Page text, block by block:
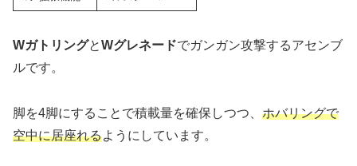
WガトリングとWグレネードでガンガン攻撃するアセンブ
ルです。
脚を4脚にすることで積載量を確保しつつ、 ホバリングで
空中に居座れるようにしています。